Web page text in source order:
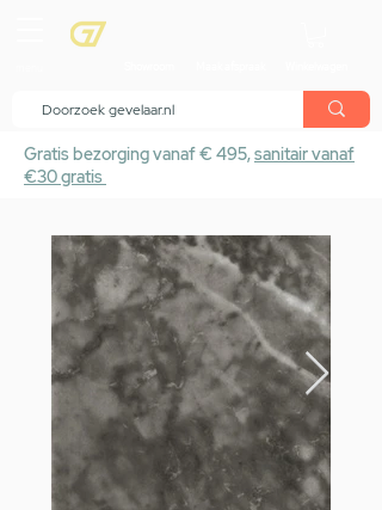
Gratis bezorging vanaf € 495,sanitair vanaf
€30 gratis